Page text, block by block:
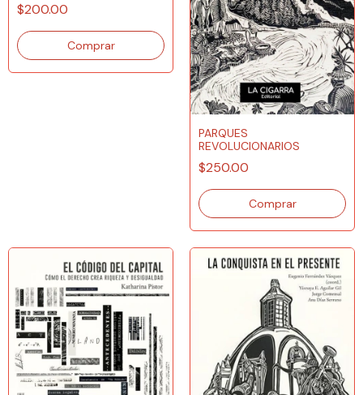
$200.00
PARQUES
REVOLUCIONARIOS
$250.00